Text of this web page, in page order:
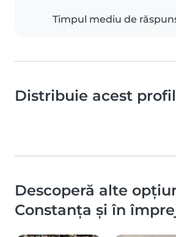
Timpul mediu de
Distribuie acest profil
Descoperă alte
Constanța și în